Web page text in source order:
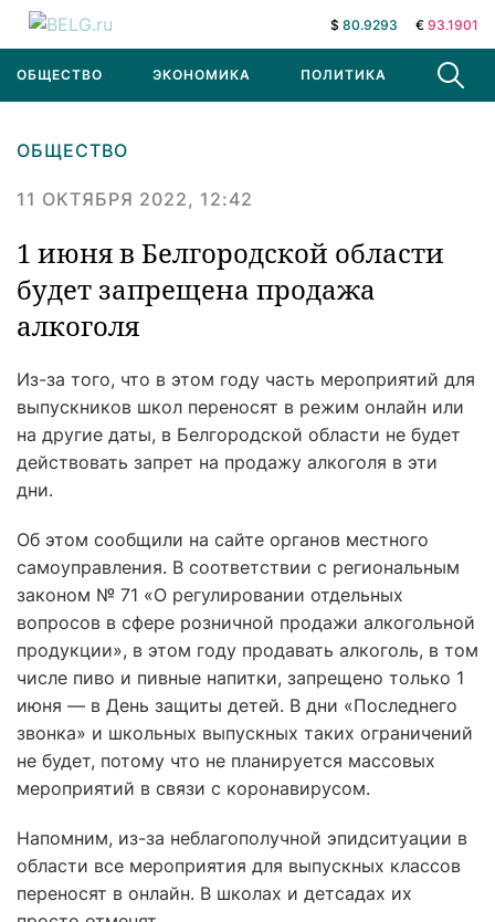
$ 80.9293 € 93.1901
ОБЩЕСТВО ЭКОНОМИКА ПОЛИТИКА В МИРЕ
ОБЩЕСТВО
11 ОКТЯБРЯ 2022, 12:42
1 июня в Белгородской области
будет запрещена продажа
алкоголя
Из-за того, что в этом году часть мероприятий для
выпускников школ переносят в режим онлайн или
на другие даты, в Белгородской области не будет
действовать запрет на продажу алкоголя в эти
дни.
Об этом сообщили на сайте органов местного
самоуправления. В соответствии с региональным
законом № 71 «О регулировании отдельных
вопросов в сфере розничной продажи алкогольной
продукции», в этом году продавать алкоголь, в том
числе пиво и пивные напитки, запрещено только 1
июня — в День защиты детей. В дни «Последнего
звонка» и школьных выпускных таких ограничений
не будет, потому что не планируется массовых
мероприятий в связи с коронавирусом.
Напомним, из-за неблагополучной эпидситуации в
области все мероприятия для выпускных классов
переносят в онлайн. В школах и детсадах их